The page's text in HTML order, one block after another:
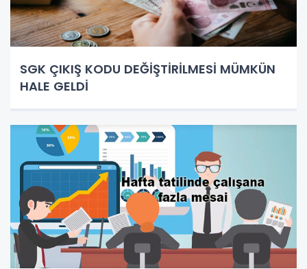
SGK ÇIKIŞ KODU DEĞİŞTİRİLMESİ MÜMKÜN
HALE GELDİ